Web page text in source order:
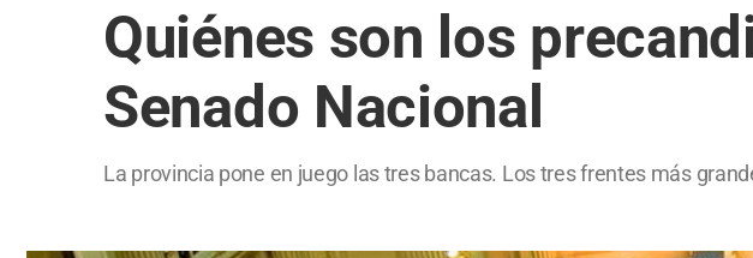
Quiénes son los
Senado Nacional
La provincia pone en juego las tres bancas. Los tres frentes más